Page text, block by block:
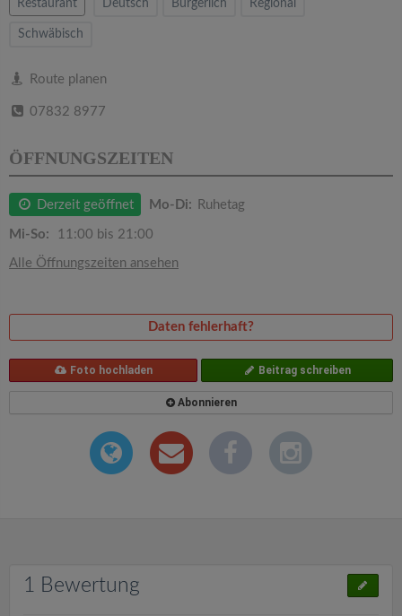
Restaurant Deutsch Bürgerlich Regional
Schwäbisch
Route planen
07832 8977
ÖFFNUNGSZEITEN
Derzeit geöffnet Mo-Di: Ruhetag
Mi-So: 11:00 bis 21:00
Alle Öffnungszeiten ansehen
Daten fehlerhaft?
Foto hochladen Beitrag schreiben
Abonnieren
1 Bewertung
t
i